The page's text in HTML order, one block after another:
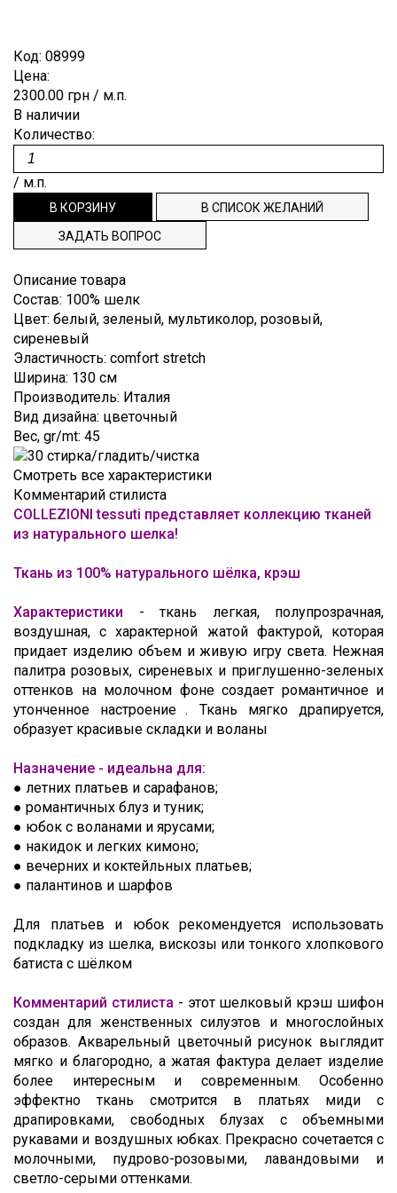
Деворе
Деним
Джерси
punto
Жаккард
Кади
Клетка
Креп
Крепдешин
Крэш
Купонные
ткани
Лоден
Мех
Неопрен
Органза
Пайетки
Полоска
Стёганые
ткани
Твид
Тафта
Трикотаж
Шёлк
натуральный
Шитьё
Шифон
Штапель
Полиэстр
Шёлк
Шерсть
Burberry
Cerruti
Dior
Dolce&Gabbana
Emilio
Pucci
Escada
Etro
Gucci
Hugo
Boss
Louis
Vuitton
Loro
Piana
MaxMara
Moschino
Oscar
de
la
Versace
Костюмные
Пальтовые,
плащевые
Подкладочные
Рубашечные
ВНОВЬ
В
ПРОДАЖЕ
РЕПСОВАЯ
ЛЕНТА
ТЕСЬМА,
ДОВЯЗЫ
ЭТИКЕТКИ
СПИСОК
ЖЕЛАНИЙ
ТЕХПОДДЕРЖКА
ИНФОРМАЦИЯ
НАША
ФИЛОСОФИЯ
ИНФОРМАЦИЯ
ДЛЯ
ПОКУПАТЕЛЯ
ДОСТАВКА
И ОПЛАТА
СОТРУДНИЧЕСТВО
ОТЗЫВЫ
FAQ
КОНТАКТЫ
ИНТЕРЕСНО
ВИДЕО
О
ТКАНЯХ
Код: 08999
Цена:
2300.00 грн / м.п.
В наличии
Количество:
/ м.п.
ЗАДАТЬ ВОПРОС
Описание товара
Состав: 100% шелк
Цвет: белый, зеленый, мультиколор, розовый,
сиреневый
Эластичность: comfort stretch
Ширина: 130 см
Производитель: Италия
Вид дизайна: цветочный
Вес, gr/mt: 45
Смотреть все характеристики
Комментарий стилиста
COLLEZIONI tessuti представляет коллекцию тканей
из натурального шелка!
Ткань из 100% натурального шёлка, крэш
Характеристики
- ткань легкая, полупрозрачная,
воздушная, с характерной жатой фактурой, которая
придает изделию объем и живую игру света. Нежная
палитра розовых, сиреневых и приглушенно-зеленых
оттенков на молочном фоне создает романтичное и
утонченное настроение . Ткань мягко драпируется,
образует красивые складки и воланы
Назначение - идеальна для:
● летних платьев и сарафанов;
● романтичных блуз и туник;
● юбок с воланами и ярусами;
● накидок и легких кимоно;
● вечерних и коктейльных платьев;
● палантинов и шарфов
Для платьев и юбок рекомендуется использовать
подкладку из шелка, вискозы или тонкого хлопкового
батиста с шёлком
Комментарий стилиста - этот шелковый крэш шифон
создан для женственных силуэтов и многослойных
образов. Акварельный цветочный рисунок выглядит
мягко и благородно, а жатая фактура делает изделие
более интересным и современным. Особенно
эффектно ткань смотрится в платьях миди с
драпировками, свободных блузах с объемными
рукавами и воздушных юбках. Прекрасно сочетается с
молочными, пудрово-розовыми, лавандовыми и
светло-серыми оттенками.